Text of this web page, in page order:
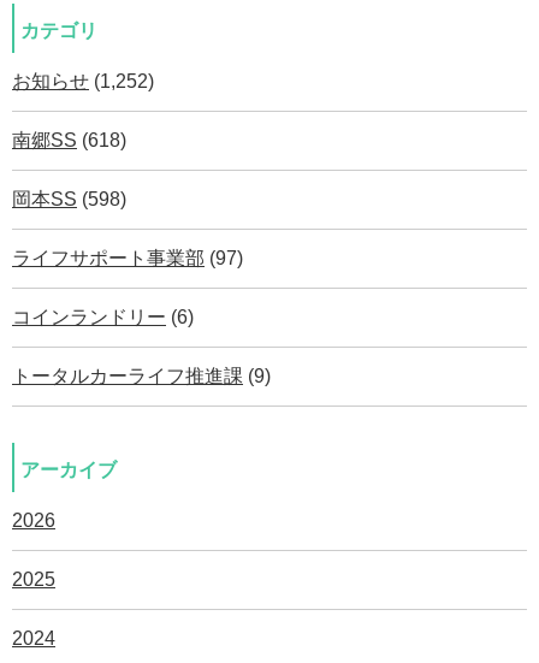
カテゴリ
お知らせ (1,252)
南郷SS (618)
岡本SS (598)
ライフサポート事業部 (97)
コインランドリー (6)
トータルカーライフ推進課 (9)
アーカイブ
2026
2025
2024